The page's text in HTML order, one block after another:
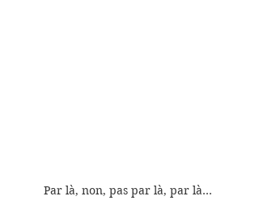
Par là, non, pas par là, par là...